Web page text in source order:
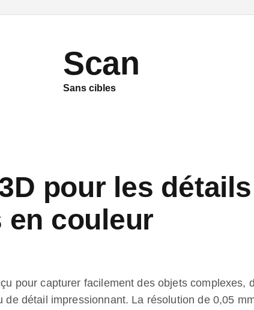
Scan
Sans cibles
pour les
en couleur
pour capturer facilement des objets complexes,
détail impressionnant. La résolution de 0,05